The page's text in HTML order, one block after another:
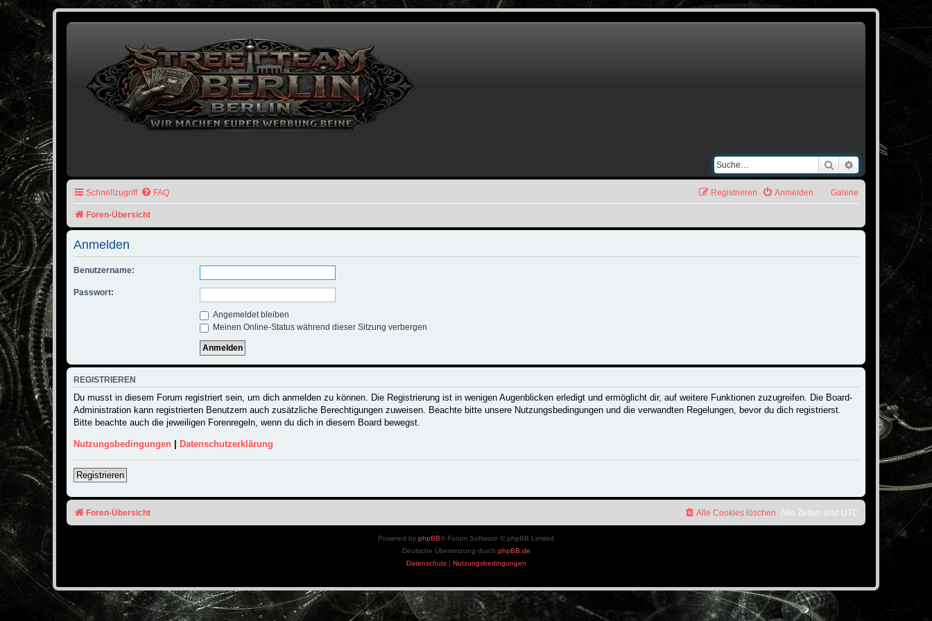
Suche
Schnellzugriff Galerie
FAQ Anmelden
Registrieren
Foren-Übersicht
Anmelden
Benutzername:
Passwort:
Angemeldet bleiben
Meinen Online-Status während dieser Sitzung verbergen
REGISTRIEREN
Du musst in diesem Forum registriert sein, um dich anmelden zu können. Die Registrierung ist in wenigen Augenblicken erledigt und ermöglicht dir, auf weitere Funktionen zuzugreifen. Die Board-
Administration kann registrierten Benutzern auch zusätzliche Berechtigungen zuweisen. Beachte bitte unsere Nutzungsbedingungen und die verwandten Regelungen, bevor du dich registrierst.
Bitte beachte auch die jeweiligen Forenregeln, wenn du dich in diesem Board bewegst.
Nutzungsbedingungen Datenschutzerklärung
Registrieren
Foren-Übersicht Alle Zeiten sind UTC
Alle Cookies löschen
Powered by phpBB® Forum Software © phpBB Limited
Deutsche Übersetzung durch phpBB.de
Datenschutz| Nutzungsbedingungen